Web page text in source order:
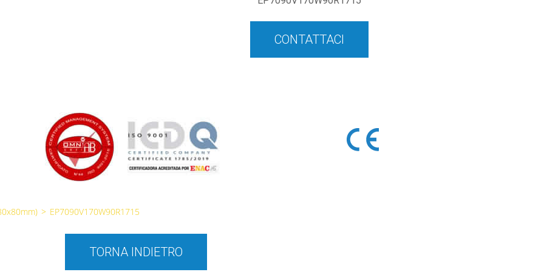
CONTATTACI
> EP7090V170W90R1715
TORNA INDIETRO